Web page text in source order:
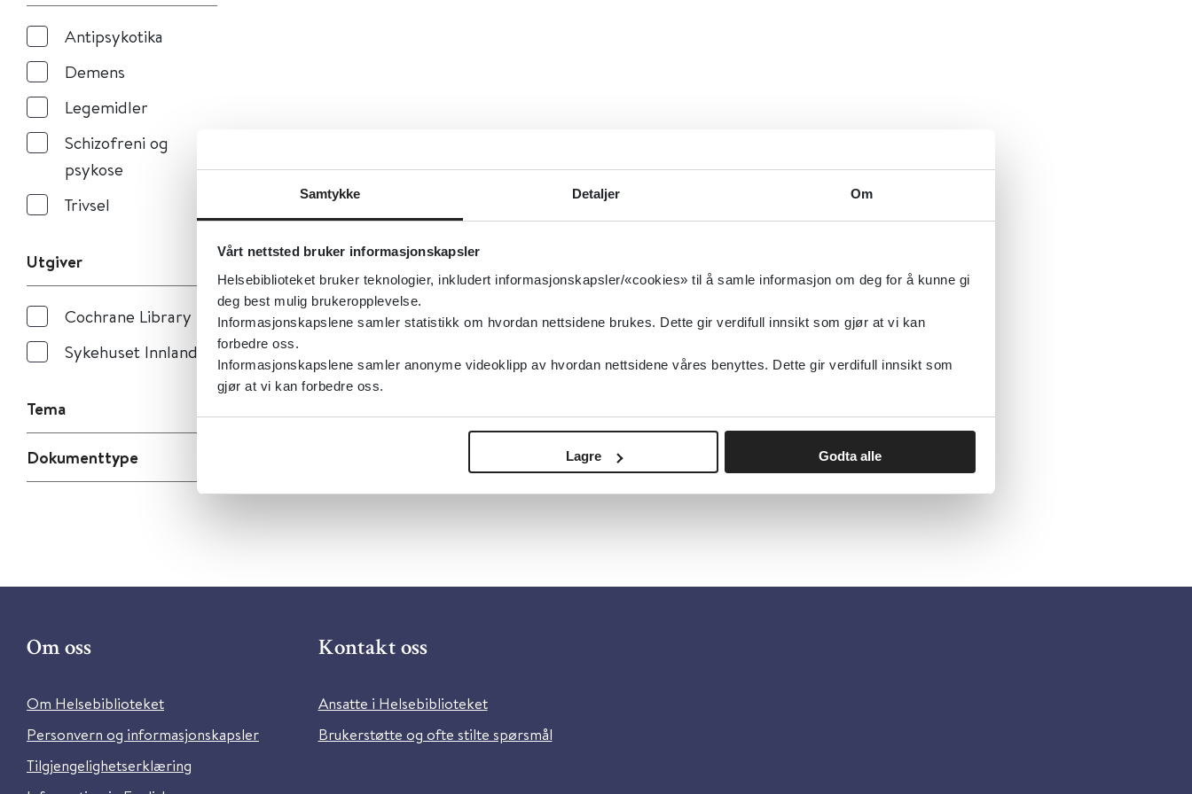
Samtykke Detaljer Om
Vårt nettsted bruker informasjonskapsler
Helsebiblioteket bruker teknologier, inkludert informasjonskapsler/«cookies» til å samle informasjon om deg for å kunne gi
deg best mulig brukeropplevelse.
Informasjonskapslene samler statistikk om hvordan nettsidene brukes. Dette gir verdifull innsikt som gjør at vi kan
forbedre oss.
Informasjonskapslene samler anonyme videoklipp av hvordan nettsidene våres benyttes. Dette gir verdifull innsikt som
gjør at vi kan forbedre oss.
Lagre Godta alle
Antipsykotika
Demens
Legemidler
Schizofreni og
psykose
Trivsel
Utgiver
Cochrane Library
Sykehuset Innlandet
Tema
Dokumenttype
Om oss
Om Helsebiblioteket
Personvern og informasjonskapsler
Tilgjengelighetserklæring
Kontakt oss
Ansatte i Helsebiblioteket
Brukerstøtte og ofte stilte spørsmål